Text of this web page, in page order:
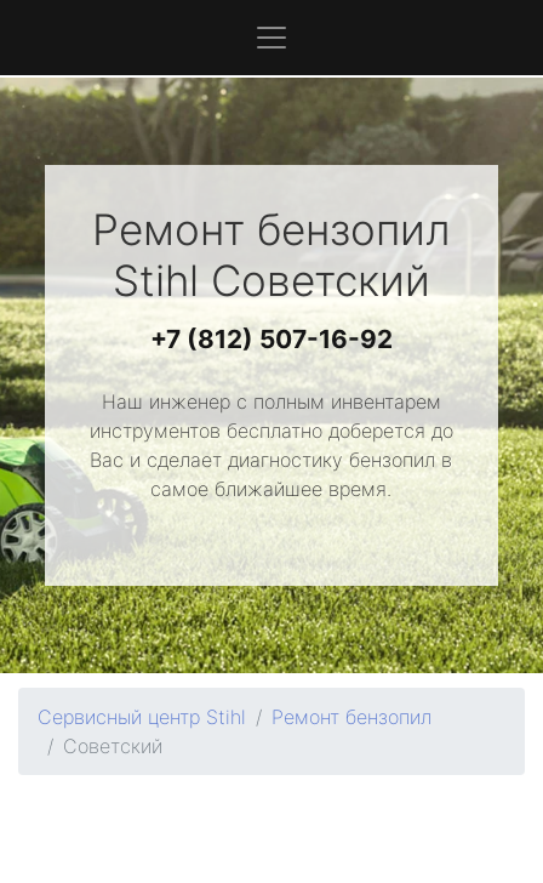
Ремонт бензопил
StihlСоветский
+7 (812) 507-16-92
Наш инженер с полным инвентарем
инструментов бесплатно доберется до
Вас и сделает диагностику бензопил в
самое ближайшее время.
Сервисный центр Stihl
Ремонт бензопил
Советский